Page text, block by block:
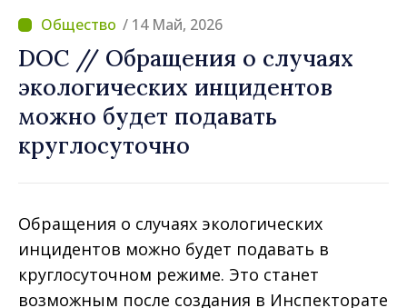
/ 14 Май, 2026
DOC // Обращения о случаях
экологических инцидентов
можно будет подавать
круглосуточно
Обращения о случаях экологических
инцидентов можно будет подавать в
круглосуточном режиме. Это станет
возможным после создания в Инспекторате